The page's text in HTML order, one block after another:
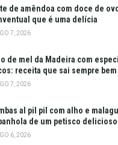
de amêndoa com doce de
que é uma delícia
7, 2026
de mel da Madeira com
receita que sai sempre bem
7, 2026
al pil pil com alho e
de um petisco delicioso
6, 2026